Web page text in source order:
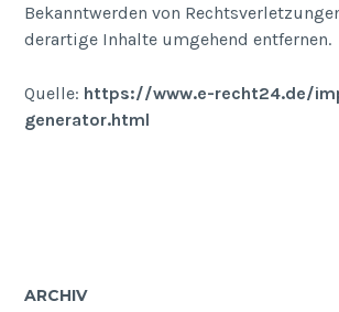
Bekanntwerden von
derartige Inhalte umgehend entfernen.
Quelle: https://www.e-recht24.de/
generator.html
ARCHIV